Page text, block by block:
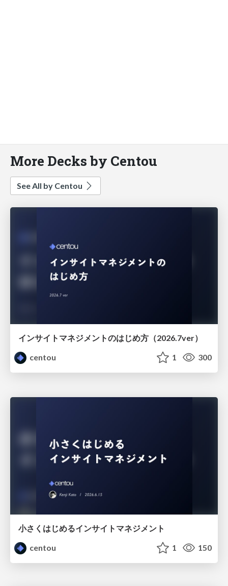
More Decks by Centou
See All by Centou
インサイトマネジメントのはじめ方（2026.7ver）
centou
1 300
小さくはじめるインサイトマネジメント
centou
1 150